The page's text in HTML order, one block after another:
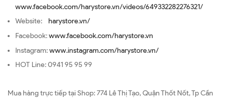
www.facebook.com/harystore.vn/videos/649332282276321/
Website: harystore.vn/
Facebook:www.facebook.com/harystore.vn
Instagram:www.instagram.com/harystore.vn/
HOT Line: 0941 95 95 99
Mua hàng trực tiếp tại Shop: 774 Lê Thị Tạo, Quận Thốt Nốt, Tp Cần